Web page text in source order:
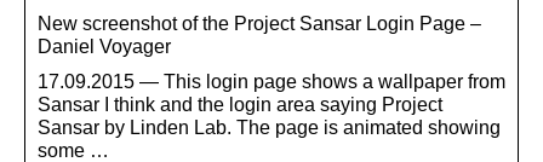
New screenshot of the Project Sansar Login Page –
Daniel Voyager
17.09.2015 — This login page shows a wallpaper from
Sansar I think and the login area saying Project
Sansar by Linden Lab. The page is animated showing
some …